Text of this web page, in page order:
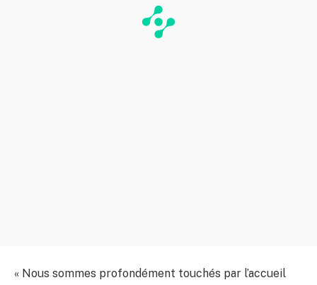
« Nous sommes profondément touchés par l’accueil